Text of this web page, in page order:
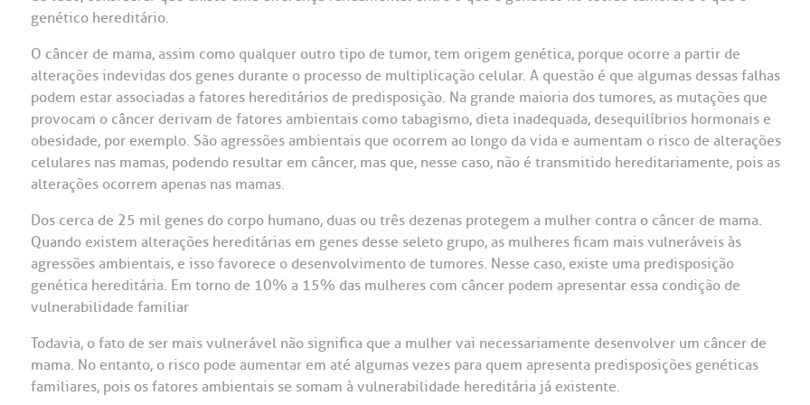
ouvidoria@bp.org.br
Fale Conosco
Saiba mais
Endereço:
Rua Maestro Cardim, 769
CEP: 01323-001 | Bela
Vista
São Paulo - SP
Saiba mais
Endereço:
R. Martiniano de
965
CEP: 01323-001 |
São Paulo - SP
Centro de Doenças Autoimunes
genético hereditário.
O câncer de mama, assim como qualquer outro tipo de tumor, tem origem genética, porque ocorre a partir de
alterações indevidas dos genes durante o processo de multiplicação celular. A questão é que algumas dessas falhas
podem estar associadas a fatores hereditários de predisposição. Na grande maioria dos tumores, as mutações que
provocam o câncer derivam de fatores ambientais como tabagismo, dieta inadequada, desequilíbrios hormonais e
obesidade, por exemplo. São agressões ambientais que ocorrem ao longo da vida e aumentam o risco de alterações
celulares nas mamas, podendo resultar em câncer, mas que, nesse caso, não é transmitido hereditariamente, pois as
alterações ocorrem apenas nas mamas.
Dos cerca de 25 mil genes do corpo humano, duas ou três dezenas protegem a mulher contra o câncer de mama.
Quando existem alterações hereditárias em genes desse seleto grupo, as mulheres ficam mais vulneráveis às
agressões ambientais, e isso favorece o desenvolvimento de tumores. Nesse caso, existe uma predisposição
genética hereditária. Em torno de 10% a 15% das mulheres com câncer podem apresentar essa condição de
vulnerabilidade familiar
Todavia, o fato de ser mais vulnerável não significa que a mulher vai necessariamente desenvolver um câncer de
mama. No entanto, o risco pode aumentar em até algumas vezes para quem apresenta predisposições genéticas
familiares, pois os fatores ambientais se somam à vulnerabilidade hereditária já existente.